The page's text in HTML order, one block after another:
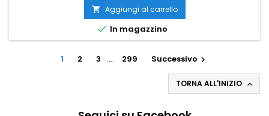
 Aggiungi al carrello
 In magazzino
1 2 3 … 299 Successivo 
TORNA ALL'INIZIO 